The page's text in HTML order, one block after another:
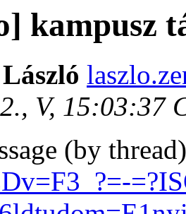
kampusz
V, 15:03:37
(by